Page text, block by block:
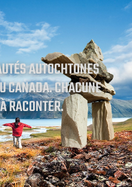
AUTOCHTONES
CANADA. CHACUNE
RACONTER.